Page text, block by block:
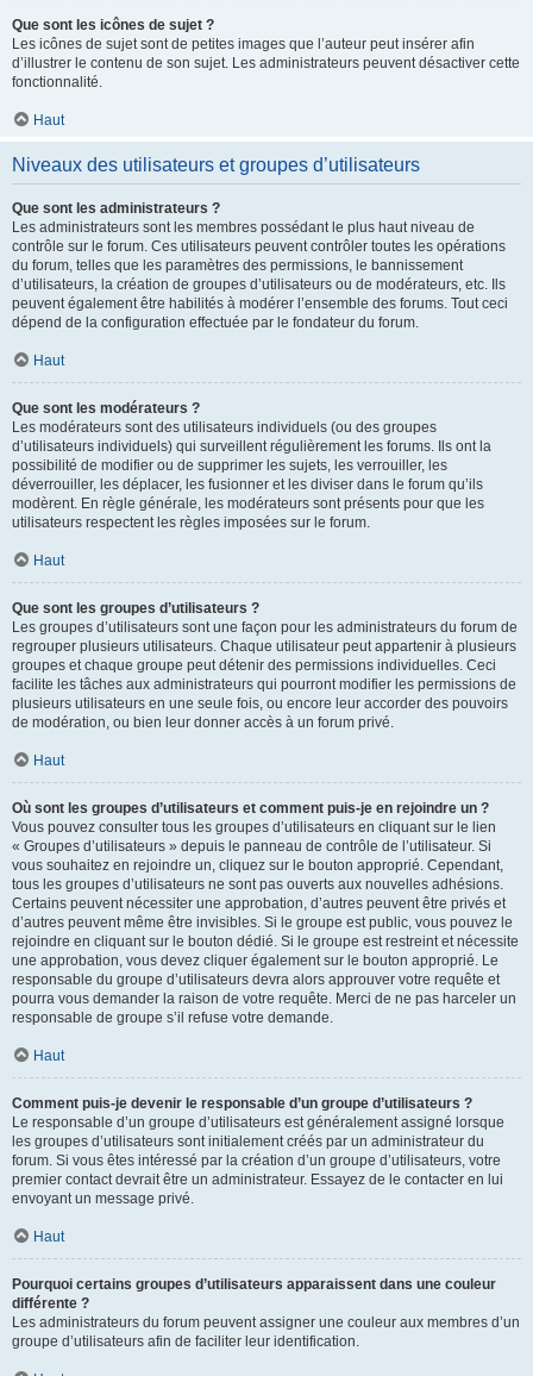
Que sont les icônes de sujet ?
Les icônes de sujet sont de petites images que l’auteur peut insérer afin
d’illustrer le contenu de son sujet. Les administrateurs peuvent désactiver cette
fonctionnalité.
Haut
Niveaux des utilisateurs et groupes d’utilisateurs
Que sont les administrateurs ?
Les administrateurs sont les membres possédant le plus haut niveau de
contrôle sur le forum. Ces utilisateurs peuvent contrôler toutes les opérations
du forum, telles que les paramètres des permissions, le bannissement
d’utilisateurs, la création de groupes d’utilisateurs ou de modérateurs, etc. Ils
peuvent également être habilités à modérer l’ensemble des forums. Tout ceci
dépend de la configuration effectuée par le fondateur du forum.
Haut
Que sont les modérateurs ?
Les modérateurs sont des utilisateurs individuels (ou des groupes
d’utilisateurs individuels) qui surveillent régulièrement les forums. Ils ont la
possibilité de modifier ou de supprimer les sujets, les verrouiller, les
déverrouiller, les déplacer, les fusionner et les diviser dans le forum qu’ils
modèrent. En règle générale, les modérateurs sont présents pour que les
utilisateurs respectent les règles imposées sur le forum.
Haut
Que sont les groupes d’utilisateurs ?
Les groupes d’utilisateurs sont une façon pour les administrateurs du forum de
regrouper plusieurs utilisateurs. Chaque utilisateur peut appartenir à plusieurs
groupes et chaque groupe peut détenir des permissions individuelles. Ceci
facilite les tâches aux administrateurs qui pourront modifier les permissions de
plusieurs utilisateurs en une seule fois, ou encore leur accorder des pouvoirs
de modération, ou bien leur donner accès à un forum privé.
Haut
Où sont les groupes d’utilisateurs et comment puis-je en rejoindre un ?
Vous pouvez consulter tous les groupes d’utilisateurs en cliquant sur le lien
« Groupes d’utilisateurs » depuis le panneau de contrôle de l’utilisateur. Si
vous souhaitez en rejoindre un, cliquez sur le bouton approprié. Cependant,
tous les groupes d’utilisateurs ne sont pas ouverts aux nouvelles adhésions.
Certains peuvent nécessiter une approbation, d’autres peuvent être privés et
d’autres peuvent même être invisibles. Si le groupe est public, vous pouvez le
rejoindre en cliquant sur le bouton dédié. Si le groupe est restreint et nécessite
une approbation, vous devez cliquer également sur le bouton approprié. Le
responsable du groupe d’utilisateurs devra alors approuver votre requête et
pourra vous demander la raison de votre requête. Merci de ne pas harceler un
responsable de groupe s’il refuse votre demande.
Haut
Comment puis-je devenir le responsable d’un groupe d’utilisateurs ?
Le responsable d’un groupe d’utilisateurs est généralement assigné lorsque
les groupes d’utilisateurs sont initialement créés par un administrateur du
forum. Si vous êtes intéressé par la création d’un groupe d’utilisateurs, votre
premier contact devrait être un administrateur. Essayez de le contacter en lui
envoyant un message privé.
Haut
Pourquoi certains groupes d’utilisateurs apparaissent dans une couleur
différente ?
Les administrateurs du forum peuvent assigner une couleur aux membres d’un
groupe d’utilisateurs afin de faciliter leur identification.